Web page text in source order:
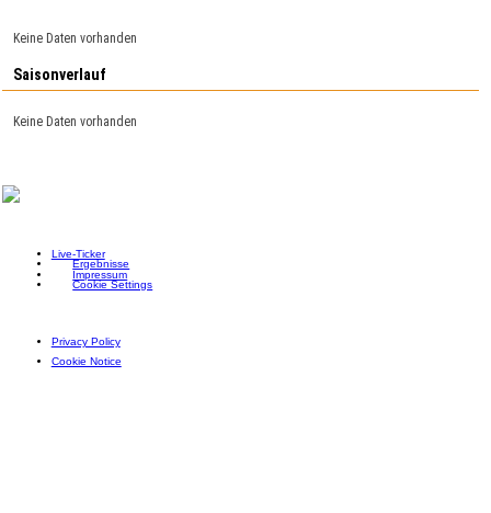
Keine Daten vorhanden
Saisonverlauf
Keine Daten vorhanden
Live-Ticker
Ergebnisse
Impressum
Cookie Settings
Privacy Policy
Cookie Notice